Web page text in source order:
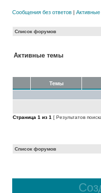
Сообщения без ответов |
Список форумов
Активные темы
Темы
Страница 1 из 1 [ Результатов
Список форумов